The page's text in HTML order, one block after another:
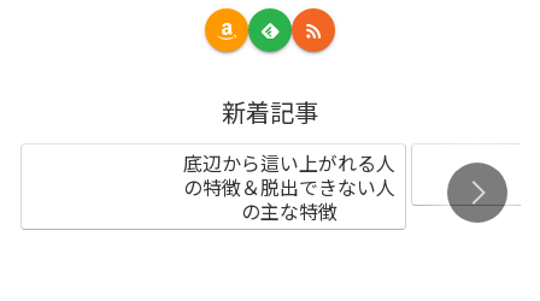
新着記事
底辺から這い上がれる人
の特徴＆脱出できない人
の主な特徴